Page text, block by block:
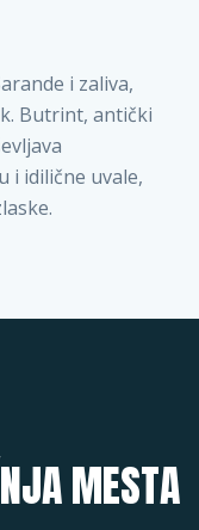
i zaliva,
Butrint, antički
i idilične uvale,
MESTA